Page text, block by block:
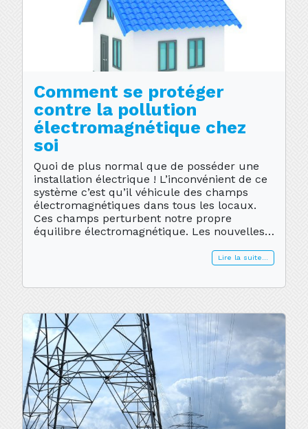
Comment se protéger
contre la pollution
électromagnétique chez
soi
Quoi de plus normal que de posséder une
installation électrique ! L’inconvénient de ce
système c’est qu’il véhicule des champs
électromagnétiques dans tous les locaux.
Ces champs perturbent notre propre
équilibre électromagnétique. Les nouvelles
en lignes (CPL) qui nous apportent desLire la suite…